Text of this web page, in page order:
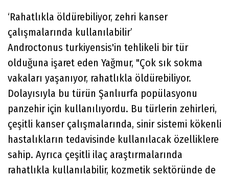
‘Rahatlıkla öldürebiliyor, zehri kanser
çalışmalarında kullanılabilir’
Androctonus turkiyensis'in tehlikeli bir tür
olduğuna işaret eden Yağmur, "Çok sık sokma
vakaları yaşanıyor, rahatlıkla öldürebiliyor.
Dolayısıyla bu türün Şanlıurfa popülasyonu
panzehir için kullanılıyordu. Bu türlerin zehirleri,
çeşitli kanser çalışmalarında, sinir sistemi kökenli
hastalıkların tedavisinde kullanılacak özelliklere
sahip. Ayrıca çeşitli ilaç araştırmalarında
rahatlıkla kullanılabilir, kozmetik sektöründe de